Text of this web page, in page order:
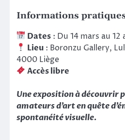
Informations
Dates : Du 14 mars au 12
Lieu : Boronzu Gallery,
4000 Liège
Accès libre
Une exposition à découvrir
amateurs d’art en quête
spontanéité visuelle.